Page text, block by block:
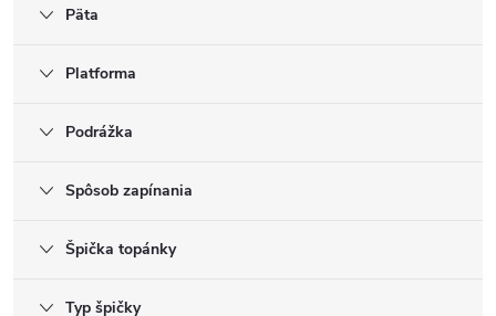
Päta
Platforma
Podrážka
Spôsob zapínania
Špička topánky
Typ špičky